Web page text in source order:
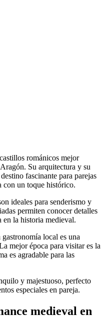
románicos mejor
Su arquitectura y su
fascinante para parejas
con un toque histórico.
ideales para senderismo y
permiten conocer detalles
en la historia medieval.
local es una
mejor época para visitar es la
es agradable para las
y majestuoso, perfecto
especiales en pareja.
medieval en